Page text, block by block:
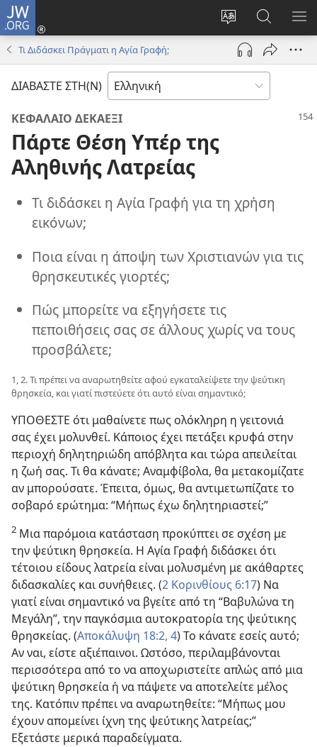
JW.ORG
Αλλαγή
γλώσσας
ιστότοπου
Σύνδεση
(ανοίγει
παράθυρο)
στο
JW.ORG
Τι Διδάσκει Πράγματι η Αγία Γραφή;
ΔΙΑΒΑΣΤΕ ΣΤΗ(Ν)
ΚΕΦΑΛΑΙΟ ΔΕΚΑΕΞΙ
Πάρτε Θέση Υπέρ της
Αληθινής Λατρείας
Τι διδάσκει η Αγία Γραφή για τη χρήση
εικόνων;
Ποια είναι η άποψη των Χριστιανών για τις
θρησκευτικές γιορτές;
Πώς μπορείτε να εξηγήσετε τις
πεποιθήσεις σας σε άλλους χωρίς να τους
προσβάλετε;
1, 2. Τι πρέπει να αναρωτηθείτε αφού εγκαταλείψετε την ψεύτικη
θρησκεία, και γιατί πιστεύετε ότι αυτό είναι σημαντικό;
ΥΠΟΘΕΣΤΕ ότι μαθαίνετε πως ολόκληρη η γειτονιά
σας έχει μολυνθεί. Κάποιος έχει πετάξει κρυφά στην
περιοχή δηλητηριώδη απόβλητα και τώρα απειλείται
η ζωή σας. Τι θα κάνατε; Αναμφίβολα, θα μετακομίζατε
αν μπορούσατε. Έπειτα, όμως, θα αντιμετωπίζατε το
σοβαρό ερώτημα: “Μήπως έχω δηλητηριαστεί;”
2 Μια παρόμοια κατάσταση προκύπτει σε σχέση με
την ψεύτικη θρησκεία. Η Αγία Γραφή διδάσκει ότι
τέτοιου είδους λατρεία είναι μολυσμένη με ακάθαρτες
διδασκαλίες και συνήθειες. (2 Κορινθίους 6:17) Να
γιατί είναι σημαντικό να βγείτε από τη “Βαβυλώνα τη
Μεγάλη”, την παγκόσμια αυτοκρατορία της ψεύτικης
θρησκείας. (Αποκάλυψη 18:2, 4) Το κάνατε εσείς αυτό;
Αν ναι, είστε αξιέπαινοι. Ωστόσο, περιλαμβάνονται
περισσότερα από το να αποχωριστείτε απλώς από μια
ψεύτικη θρησκεία ή να πάψετε να αποτελείτε μέλος
της. Κατόπιν πρέπει να αναρωτηθείτε: “Μήπως μου
έχουν απομείνει ίχνη της ψεύτικης λατρείας;”
Εξετάστε μερικά παραδείγματα.